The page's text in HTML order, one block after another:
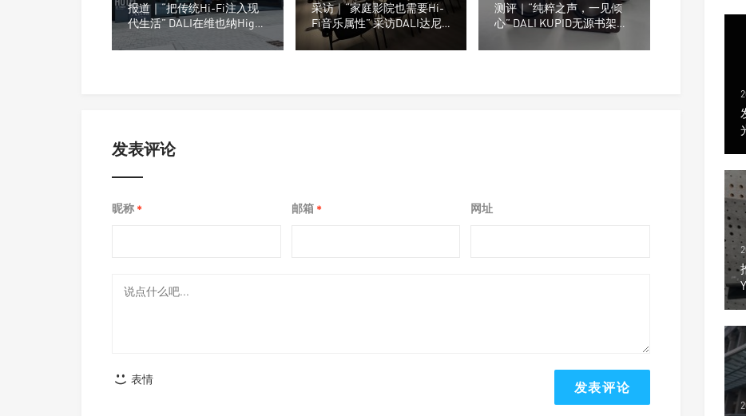
报道｜“把传统Hi-Fi注入现
代生活” DALI在维也纳High
End 2026展会展出重磅新品
VEGA以及SONIK系列
采访｜“家庭影院也需要Hi-
Fi音乐属性” 采访DALI达尼
中国宁波总部体验中心！
测评｜“纯粹之声，一见倾
心” DALI KUPID无源书架音
箱《Hifioasis》试听测评
发表评论
昵称 * 邮箱 * 网址
表情